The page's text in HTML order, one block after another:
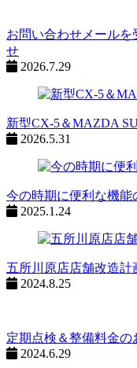
シ
ョ
お問い合わせメール
せ
2026.7.29
新型CX-5＆MAZDA
2026.5.31
今の時期に便利な機能
2025.1.24
五所川原店店舗改造計
2024.8.25
定期点検＆整備料金の
2024.6.29